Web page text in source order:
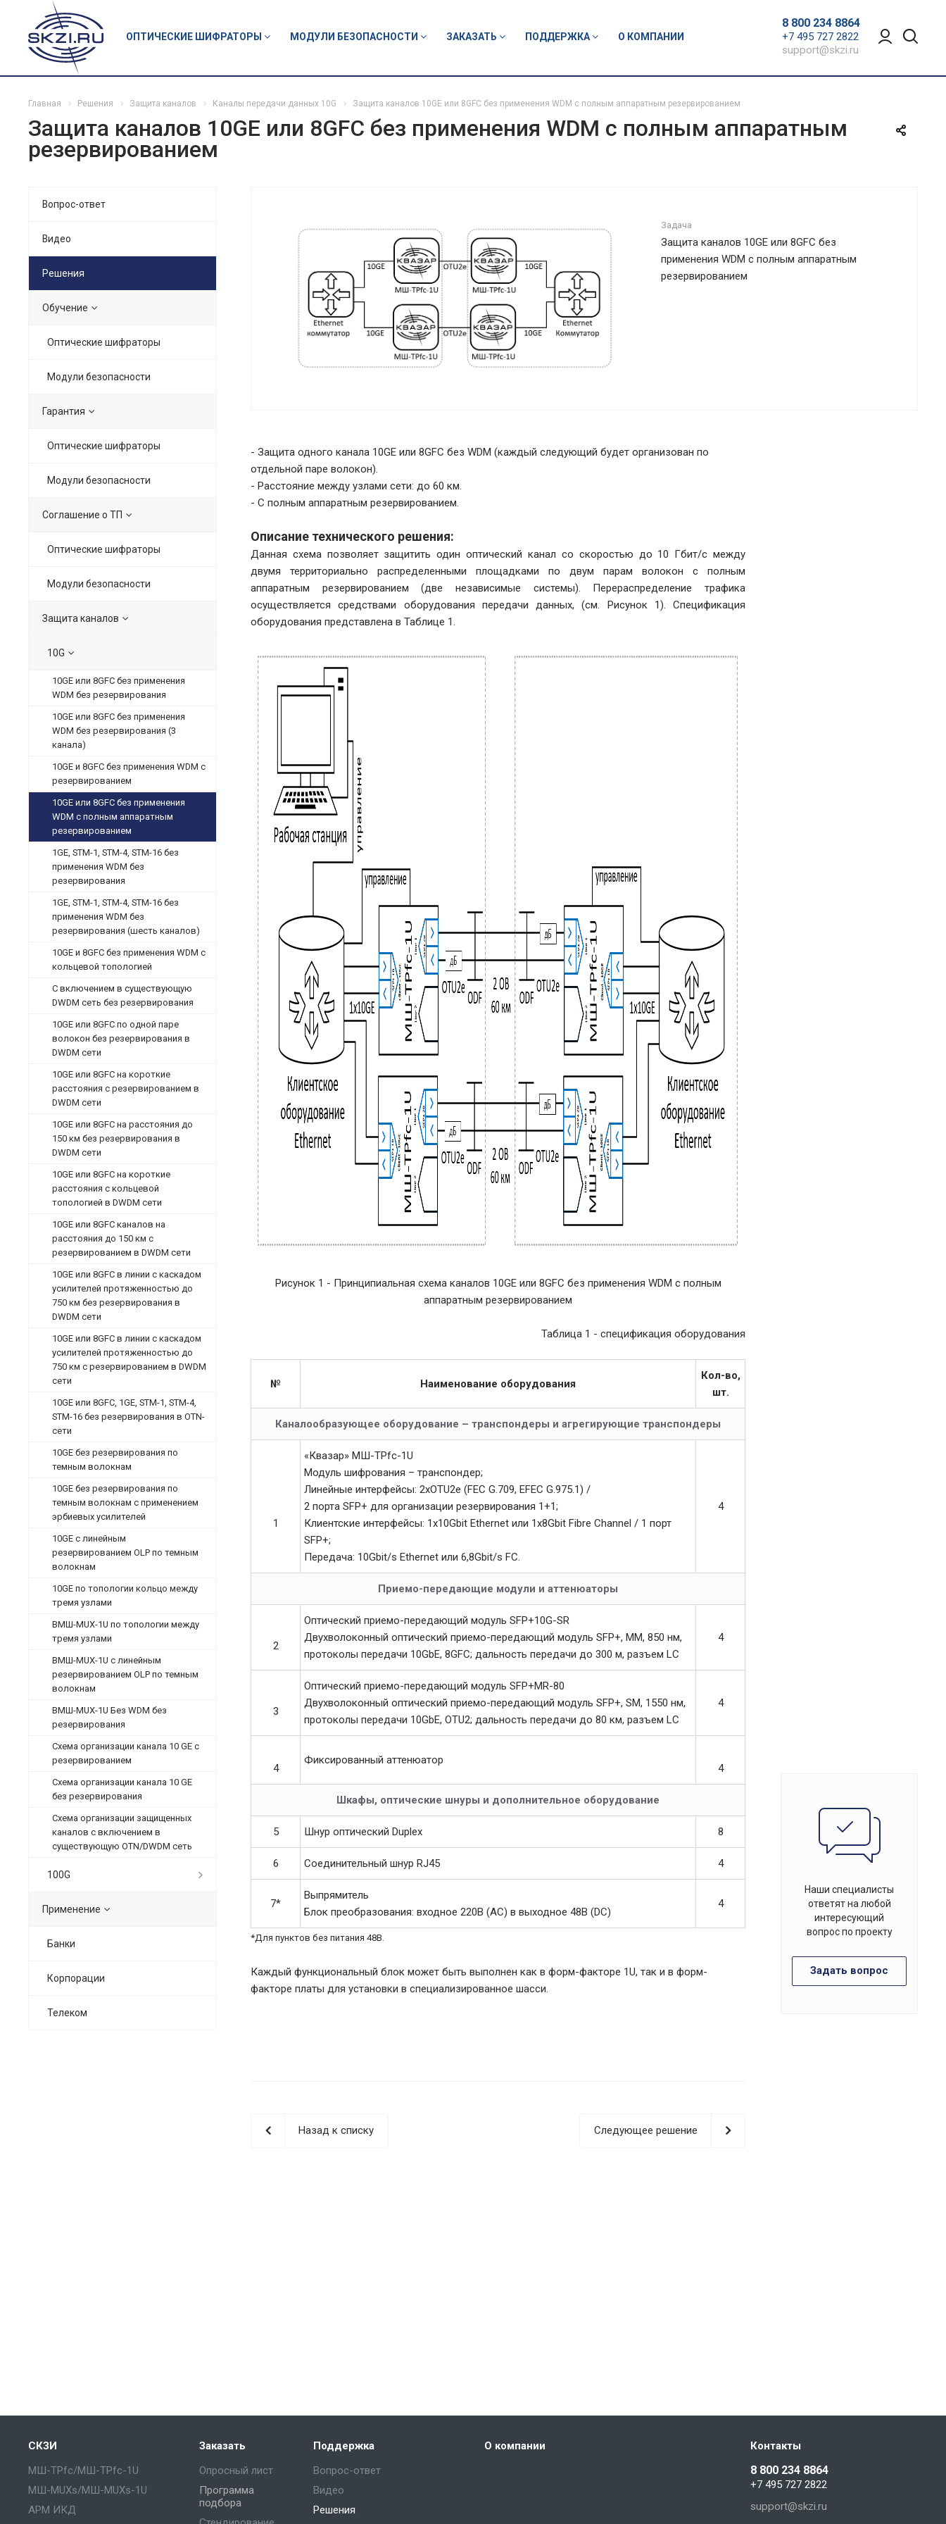
ОПТИЧЕСКИЕ ШИФРАТОРЫ МОДУЛИ БЕЗОПАСНОСТИ ЗАКАЗАТЬ ПОДДЕРЖКА О КОМПАНИИ
8 800 234 8864
+7 495 727 2822
support@skzi.ru
Главная Решения Защита каналов Каналы передачи данных 10G Защита каналов 10GE или 8GFC без применения WDM с полным аппаратным резервированием
Защита каналов 10GE или 8GFC без применения WDM с полным аппаратным
резервированием
Задача
Защита каналов 10GE или 8GFC без
применения WDM с полным аппаратным
резервированием
- Защита одного канала 10GE или 8GFC без WDM (каждый следующий будет организован по
отдельной паре волокон).
- Расстояние между узлами сети: до 60 км.
- С полным аппаратным резервированием.
Описание технического решения:
Данная схема позволяет защитить один оптический канал со скоростью до 10 Гбит/с между
двумя территориально распределенными площадками по двум парам волокон с полным
аппаратным резервированием (две независимые системы). Перераспределение трафика
осуществляется средствами оборудования передачи данных, (см. Рисунок 1). Спецификация
оборудования представлена в Таблице 1.
Рисунок 1 - Принципиальная схема каналов 10GE или 8GFC без применения WDM с полным
аппаратным резервированием
Таблица 1 - спецификация оборудования
№ Наименование оборудования
Кол-во,
шт.
Каналообразующее оборудование – транспондеры и агрегирующие транспондеры
1
«Квазар» МШ-ТРfc-1U
Модуль шифрования – транспондер;
Линейные интерфейсы: 2xOTU2e (FEC G.709, EFEC G.975.1) /
2 порта SFP+ для организации резервирования 1+1;
Клиентские интерфейсы: 1x10Gbit Ethernet или 1х8Gbit Fibre Channel / 1 порт
SFP+;
Передача: 10Gbit/s Ethernet или 6,8Gbit/s FC.
4
Приемо-передающие модули и аттенюаторы
2
Оптический приемо-передающий модуль SFP+10G-SR
Двухволоконный оптический приемо-передающий модуль SFP+, MM, 850 нм,
протоколы передачи 10GbE, 8GFC; дальность передачи до 300 м, разъем LC
4
3
Оптический приемо-передающий модуль SFP+MR-80
Двухволоконный оптический приемо-передающий модуль SFP+, SM, 1550 нм,
протоколы передачи 10GbE, OTU2; дальность передачи до 80 км, разъем LC
4
4
Фиксированный аттенюатор
4
Шкафы, оптические шнуры и дополнительное оборудование
5 Шнур оптический Duplex 8
6 Соединительный шнур RJ45 4
7*
Выпрямитель
Блок преобразования: входное 220В (AC) в выходное 48В (DC)
4
*Для пунктов без питания 48В.
Каждый функциональный блок может быть выполнен как в форм-факторе 1U, так и в форм-
факторе платы для установки в специализированное шасси.
Наши специалисты
ответят на любой
интересующий
вопрос по проекту
Задать вопрос
Назад к списку Следующее решение
Вопрос-ответ
Видео
Решения
Обучение
Оптические шифраторы
Модули безопасности
Гарантия
Оптические шифраторы
Модули безопасности
Соглашение о ТП
Оптические шифраторы
Модули безопасности
Защита каналов
10G
10GE или 8GFC без применения
WDM без резервирования
10GE или 8GFC без применения
WDM без резервирования (3
канала)
10GE и 8GFC без применения WDM с
резервированием
10GE или 8GFC без применения
WDM с полным аппаратным
резервированием
1GE, STM-1, STM-4, STM-16 без
применения WDM без
резервирования
1GE, STM-1, STM-4, STM-16 без
применения WDM без
резервирования (шесть каналов)
10GE и 8GFC без применения WDM с
кольцевой топологией
С включением в существующую
DWDM сеть без резервирования
10GE или 8GFC по одной паре
волокон без резервирования в
DWDM сети
10GE или 8GFC на короткие
расстояния с резервированием в
DWDM сети
10GE или 8GFC на расстояния до
150 км без резервирования в
DWDM сети
10GE или 8GFC на короткие
расстояния с кольцевой
топологией в DWDM сети
10GE или 8GFC каналов на
расстояния до 150 км с
резервированием в DWDM сети
10GE или 8GFC в линии с каскадом
усилителей протяженностью до
750 км без резервирования в
DWDM сети
10GE или 8GFC в линии с каскадом
усилителей протяженностью до
750 км с резервированием в DWDM
сети
10GE или 8GFC, 1GE, STM-1, STM-4,
STM-16 без резервирования в OTN-
сети
10GE без резервирования по
темным волокнам
10GE без резервирования по
темным волокнам с применением
эрбиевых усилителей
10GE c линейным
резервированием OLP по темным
волокнам
10GE по топологии кольцо между
тремя узлами
ВМШ-MUX-1U по топологии между
тремя узлами
ВМШ-MUX-1U с линейным
резервированием OLP по темным
волокнам
ВМШ-MUX-1U Без WDM без
резервирования
Схема организации канала 10 GE с
резервированием
Схема организации канала 10 GE
без резервирования
Схема организации защищенных
каналов с включением в
существующую OTN/DWDM сеть
100G
Применение
Банки
Корпорации
Телеком
СКЗИ
МШ-ТРfc/МШ-ТРfc-1U
МШ-MUXs/МШ-MUXs-1U
АРМ ИКД
Заказать
Опросный лист
Программа
подбора
Поддержка
Вопрос-ответ
Видео
Решения
О компании Контакты
8 800 234 8864
+7 495 727 2822
support@skzi.ru